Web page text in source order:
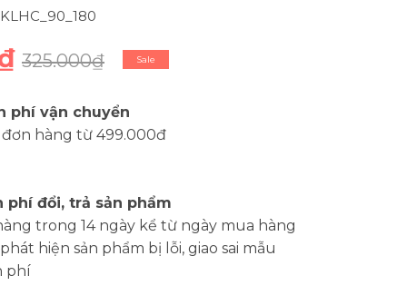
325.000₫ Sale
phí vận chuyển
đơn hàng từ 499.000đ
phí đổi, trả sản phẩm
trong 14 ngày kể từ ngày mua hàng
hiện sản phẩm bị lỗi, giao sai mẫu
phí